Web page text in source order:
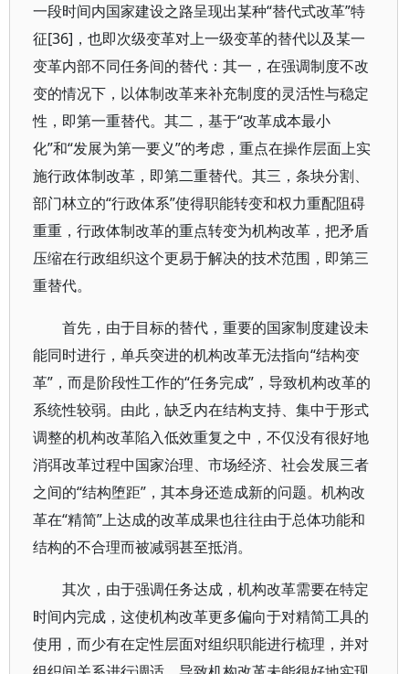
一段时间内国家建设之路呈现出某种“替代式改革”特
征[36]，也即次级变革对上一级变革的替代以及某一
变革内部不同任务间的替代：其一，在强调制度不改
变的情况下，以体制改革来补充制度的灵活性与稳定
性，即第一重替代。其二，基于“改革成本最小
化”和“发展为第一要义”的考虑，重点在操作层面上实
施行政体制改革，即第二重替代。其三，条块分割、
部门林立的“行政体系”使得职能转变和权力重配阻碍
重重，行政体制改革的重点转变为机构改革，把矛盾
压缩在行政组织这个更易于解决的技术范围，即第三
重替代。
首先，由于目标的替代，重要的国家制度建设未
能同时进行，单兵突进的机构改革无法指向“结构变
革”，而是阶段性工作的“任务完成”，导致机构改革的
系统性较弱。由此，缺乏内在结构支持、集中于形式
调整的机构改革陷入低效重复之中，不仅没有很好地
消弭改革过程中国家治理、市场经济、社会发展三者
之间的“结构堕距”，其本身还造成新的问题。机构改
革在“精简”上达成的改革成果也往往由于总体功能和
结构的不合理而被减弱甚至抵消。
其次，由于强调任务达成，机构改革需要在特定
时间内完成，这使机构改革更多偏向于对精简工具的
使用，而少有在定性层面对组织职能进行梳理，并对